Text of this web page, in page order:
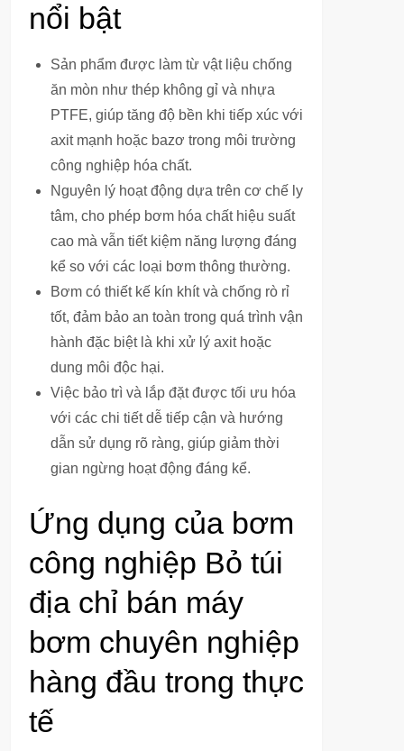
nổi bật
Sản phẩm được làm từ vật liệu chống
ăn mòn như thép không gỉ và nhựa
PTFE, giúp tăng độ bền khi tiếp xúc với
axit mạnh hoặc bazơ trong môi trường
công nghiệp hóa chất.
Nguyên lý hoạt động dựa trên cơ chế ly
tâm, cho phép bơm hóa chất hiệu suất
cao mà vẫn tiết kiệm năng lượng đáng
kể so với các loại bơm thông thường.
Bơm có thiết kế kín khít và chống rò rỉ
tốt, đảm bảo an toàn trong quá trình vận
hành đặc biệt là khi xử lý axit hoặc
dung môi độc hại.
Việc bảo trì và lắp đặt được tối ưu hóa
với các chi tiết dễ tiếp cận và hướng
dẫn sử dụng rõ ràng, giúp giảm thời
gian ngừng hoạt động đáng kể.
Ứng dụng của bơm
công nghiệp Bỏ túi
địa chỉ bán máy
bơm chuyên nghiệp
hàng đầu trong thực
tế